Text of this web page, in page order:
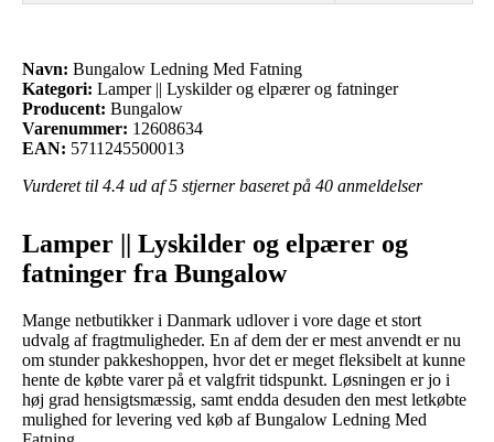
Navn: Bungalow Ledning Med Fatning
Kategori: Lamper || Lyskilder og elpærer og fatninger
Producent: Bungalow
Varenummer: 12608634
EAN: 5711245500013
Vurderet til 4.4 ud af 5 stjerner baseret på 40 anmeldelser
Lamper || Lyskilder og elpærer og
fatninger fra Bungalow
Mange netbutikker i Danmark udlover i vore dage et stort
udvalg af fragtmuligheder. En af dem der er mest anvendt er nu
om stunder pakkeshoppen, hvor det er meget fleksibelt at kunne
hente de købte varer på et valgfrit tidspunkt. Løsningen er jo i
høj grad hensigtsmæssig, samt endda desuden den mest letkøbte
mulighed for levering ved køb af Bungalow Ledning Med